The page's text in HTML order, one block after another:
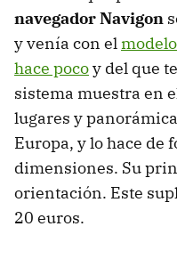
navegador Navigon
y venía con el
hace pocoy del que
sistema muestra en
lugares y
Europa, y lo hace de
dimensiones. Su
orientación. Este
20 euros.